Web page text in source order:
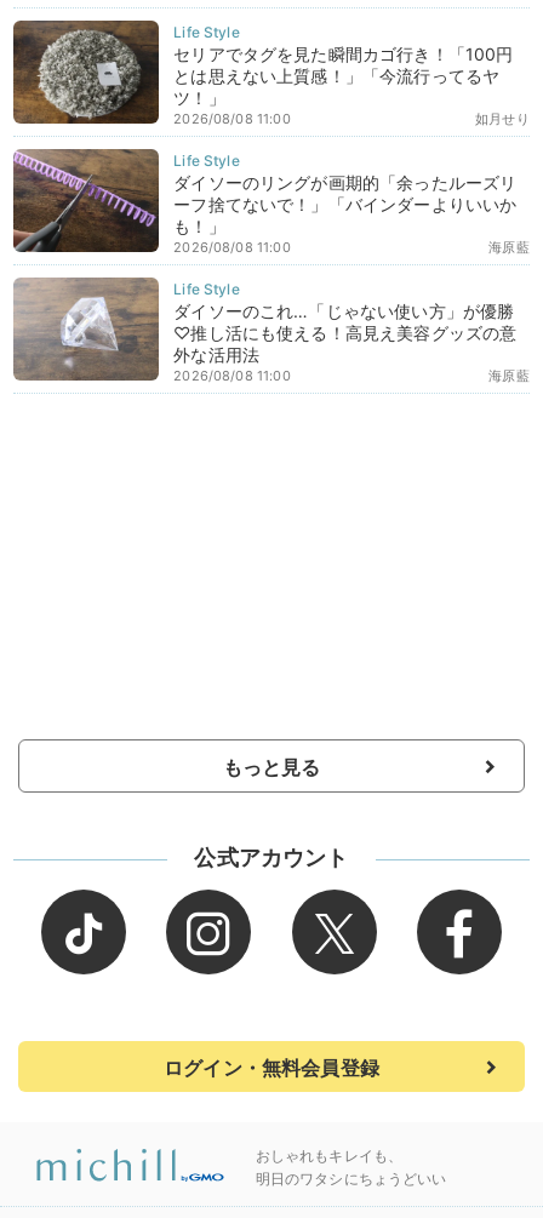
セリアでタグを見た瞬間カゴ行き！「100円
とは思えない上質感！」「今流行ってるヤ
ツ！」
如月せり
2026/08/08 11:00
ダイソーのリングが画期的「余ったルーズリ
ーフ捨てないで！」「バインダーよりいいか
も！」
海原藍
2026/08/08 11:00
ダイソーのこれ…「じゃない使い方」が優勝
♡推し活にも使える！高見え美容グッズの意
外な活用法
海原藍
2026/08/08 11:00
もっと見る
公式アカウント
ログイン・無料会員登録
おしゃれもキレイも、
明日のワタシにちょうどいい